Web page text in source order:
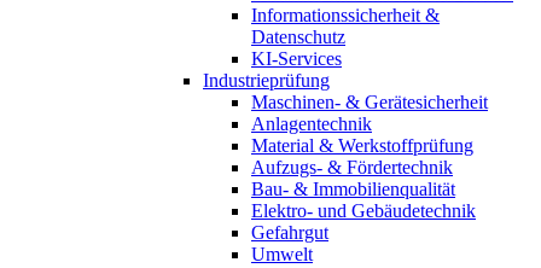
Informationssicherheit &
Datenschutz
KI-Services
Industrieprüfung
Maschinen- & Gerätesicherheit
Anlagentechnik
Material & Werkstoffprüfung
Aufzugs- & Fördertechnik
Bau- & Immobilienqualität
Elektro- und Gebäudetechnik
Gefahrgut
Umwelt